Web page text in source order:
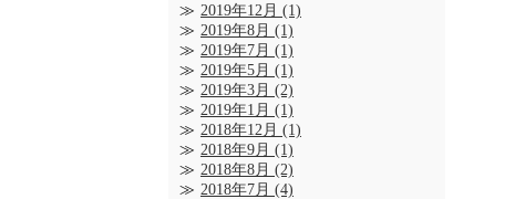
2019年12月 (1)
2019年8月 (1)
2019年7月 (1)
2019年5月 (1)
2019年3月 (2)
2019年1月 (1)
2018年12月 (1)
2018年9月 (1)
2018年8月 (2)
2018年7月 (4)